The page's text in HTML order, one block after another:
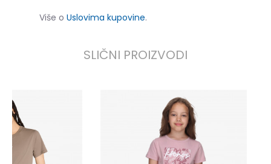
Više o Uslovima kupovine.
SLIČNI PROIZVODI